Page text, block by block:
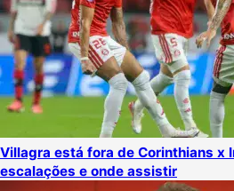
Villagra está fora de Corinthians x
escalações e onde assistir